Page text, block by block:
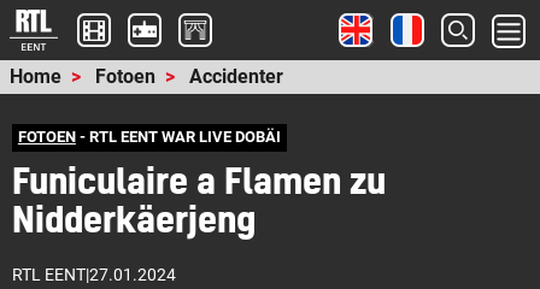
Home Fotoen Accidenter
FOTOEN- RTL EENT WAR LIVE DOBÄI
Funiculaire a Flamen zu
Nidderkäerjeng
RTL EENT|27.01.2024